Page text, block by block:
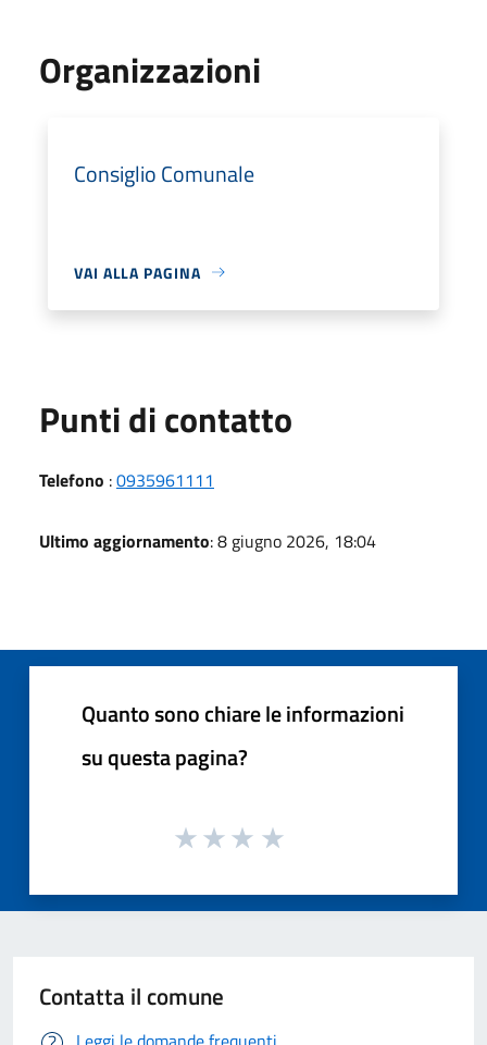
Organizzazioni
Consiglio Comunale
VAI ALLA PAGINA
Punti di contatto
Telefono :0935961111
Ultimo aggiornamento: 8 giugno 2026, 18:04
Quanto sono chiare le informazioni
su questa pagina?
Contatta il comune